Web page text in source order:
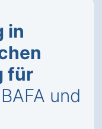
in
für
und